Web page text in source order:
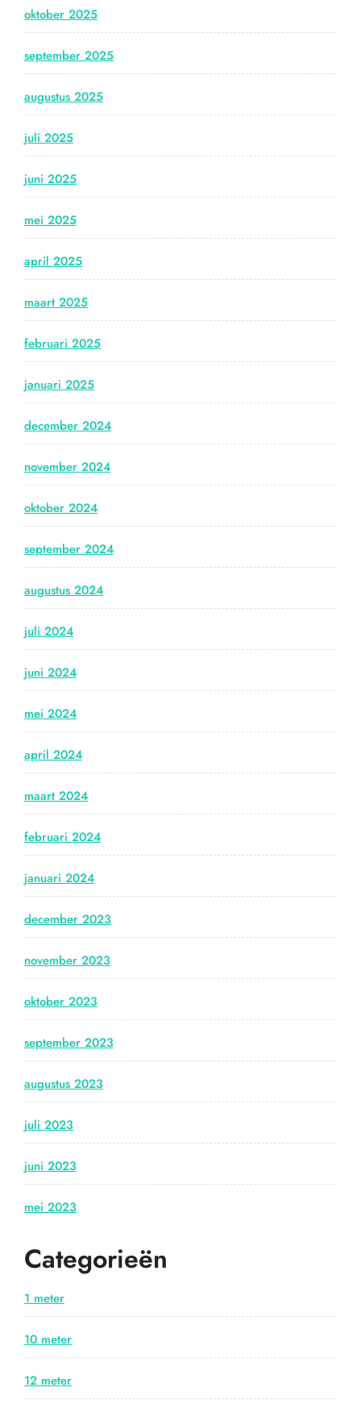
oktober 2025
september 2025
augustus 2025
juli 2025
juni 2025
mei 2025
april 2025
maart 2025
februari 2025
januari 2025
december 2024
november 2024
oktober 2024
september 2024
augustus 2024
juli 2024
juni 2024
mei 2024
april 2024
maart 2024
februari 2024
januari 2024
december 2023
november 2023
oktober 2023
september 2023
augustus 2023
juli 2023
juni 2023
mei 2023
Categorieën
1 meter
10 meter
12 meter